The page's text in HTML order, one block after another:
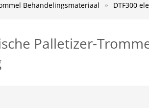
Behandelingsmateriaal DTF300
Palletizer-